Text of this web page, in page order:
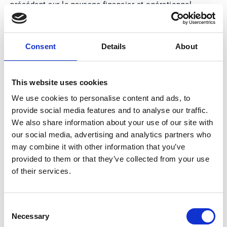
Consent Details About
This website uses cookies
We use cookies to personalise content and ads, to
provide social media features and to analyse our traffic.
We also share information about your use of our site with
our social media, advertising and analytics partners who
may combine it with other information that you’ve
provided to them or that they’ve collected from your use
of their services.
Selection
Necessary
précédent sur le paysage financier et opérationnel
de l’organisation. Les technologies avancées sont le
socle de cette transformation : elles permettent une
rigoureuses, des analyses prédictives précises et
une gestion des risques globale.
Même si certaines réticences persistent face aux
raison de risques bien réels, les plateformes
complètes sous forme de suites peuvent offrir une
alternative sécurisée et rationalisée. Elles répondent
aux enjeux de complexité et de vulnérabilité des
systèmes, tout en renforçant l’agilité stratégique.
Comme dans tous les domaines technologiques, l’IA
le leadership financier en donnant aux DAF les
plus rapides et davantage guidées par les données.